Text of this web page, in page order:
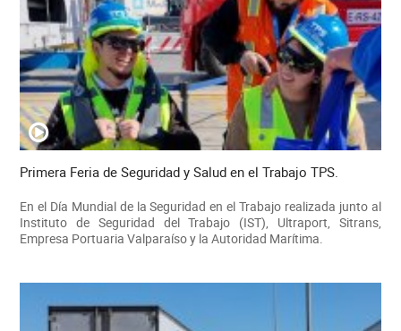
Primera Feria de Seguridad y Salud en el Trabajo TPS.
En el Día Mundial de la Seguridad en el Trabajo realizada junto al
Instituto de Seguridad del Trabajo (IST), Ultraport, Sitrans,
Empresa Portuaria Valparaíso y la Autoridad Marítima.